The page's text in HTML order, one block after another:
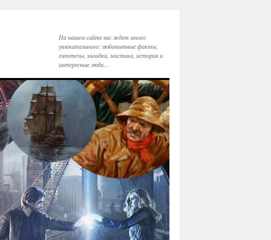
На нашем сайте вас ждет много
увлекательного: любопытные факты,
гипотезы, загадки, мистика, история и
интересные люди…